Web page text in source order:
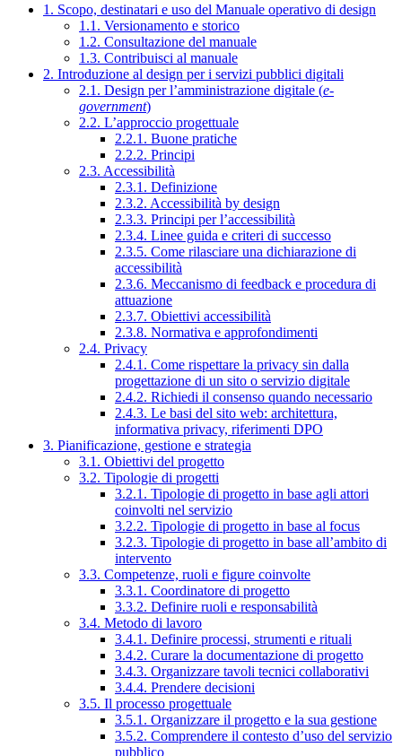
1. Scopo, destinatari e uso del Manuale operativo di design
1.1. Versionamento e storico
1.2. Consultazione del manuale
1.3. Contribuisci al manuale
2. Introduzione al design per i servizi pubblici digitali
2.1. Design per l’amministrazione digitale (e-
government)
2.2. L’approccio progettuale
2.2.1. Buone pratiche
2.2.2. Principi
2.3. Accessibilità
2.3.1. Definizione
2.3.2. Accessibilità by design
2.3.3. Principi per l’accessibilità
2.3.4. Linee guida e criteri di successo
2.3.5. Come rilasciare una dichiarazione di
accessibilità
2.3.6. Meccanismo di feedback e procedura di
attuazione
2.3.7. Obiettivi accessibilità
2.3.8. Normativa e approfondimenti
2.4. Privacy
2.4.1. Come rispettare la privacy sin dalla
progettazione di un sito o servizio digitale
2.4.2. Richiedi il consenso quando necessario
2.4.3. Le basi del sito web: architettura,
informativa privacy, riferimenti DPO
3. Pianificazione, gestione e strategia
3.1. Obiettivi del progetto
3.2. Tipologie di progetti
3.2.1. Tipologie di progetto in base agli attori
coinvolti nel servizio
3.2.2. Tipologie di progetto in base al focus
3.2.3. Tipologie di progetto in base all’ambito di
intervento
3.3. Competenze, ruoli e figure coinvolte
3.3.1. Coordinatore di progetto
3.3.2. Definire ruoli e responsabilità
3.4. Metodo di lavoro
3.4.1. Definire processi, strumenti e rituali
3.4.2. Curare la documentazione di progetto
3.4.3. Organizzare tavoli tecnici collaborativi
3.4.4. Prendere decisioni
3.5. Il processo progettuale
3.5.1. Organizzare il progetto e la sua gestione
3.5.2. Comprendere il contesto d’uso del servizio
pubblico